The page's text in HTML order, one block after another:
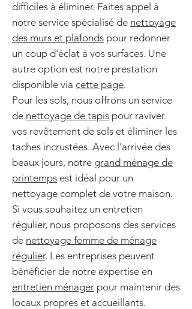
difficiles à éliminer. Faites appel à
notre service spécialisé de nettoyage
des murs et plafonds pour redonner
un coup d'éclat à vos surfaces. Une
autre option est notre prestation
disponible via cette page.
Pour les sols, nous offrons un service
de nettoyage de tapis pour raviver
vos revêtement de sols et éliminer les
taches incrustées. Avec l'arrivée des
beaux jours, notre grand ménage de
printemps est idéal pour un
nettoyage complet de votre maison.
Si vous souhaitez un entretien
régulier, nous proposons des services
de nettoyage femme de ménage
régulier. Les entreprises peuvent
bénéficier de notre expertise en
entretien ménager pour maintenir des
locaux propres et accueillants.